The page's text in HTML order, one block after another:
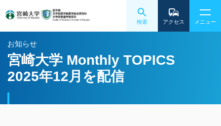
検索 アクセス メニュー
お知らせ
宮崎大学 Monthly TOPICS
2025年12月を配信